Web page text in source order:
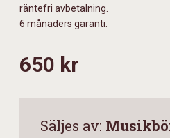
räntefri avbetalning.
6 månaders garanti.
650 kr
Säljes av: